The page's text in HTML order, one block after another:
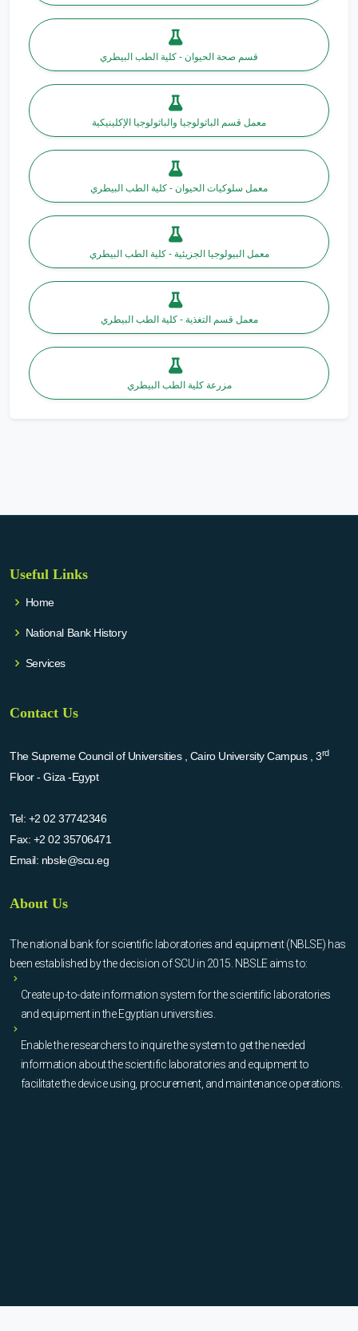
قسم صحة الحيوان - كلية الطب البيطري
معمل قسم الباثولوجيا والباثولوجيا الإكلينيكية
معمل سلوكيات الحيوان - كلية الطب البيطري
معمل البيولوجيا الجزيئية - كلية الطب البيطري
معمل قسم التغذية - كلية الطب البيطري
مزرعة كلية الطب البيطري
Useful Links
Home
National Bank History
Services
Contact Us
The Supreme Council of Universities , Cairo University Campus , 3rd
Floor - Giza -Egypt
Tel: +2 02 37742346
Fax: +2 02 35706471
Email: nbsle@scu.eg
About Us
The national bank for scientific laboratories and equipment (NBLSE) has
been established by the decision of SCU in 2015. NBSLE aims to:
Create up-to-date information system for the scientific laboratories
and equipment in the Egyptian universities.
Enable the researchers to inquire the system to get the needed
information about the scientific laboratories and equipment to
facilitate the device using, procurement, and maintenance operations.